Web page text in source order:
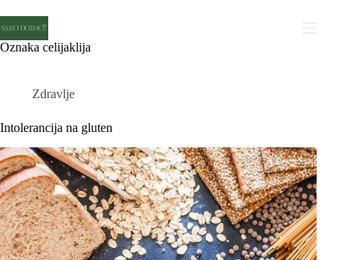
to
content
Oznaka celijaklija
Zdravlje
Intolerancija na gluten